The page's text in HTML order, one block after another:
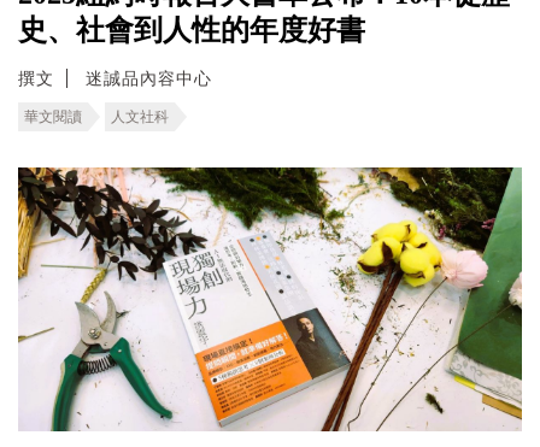
史、社會到人性的年度好書
撰文 迷誠品內容中心
華文閱讀 人文社科